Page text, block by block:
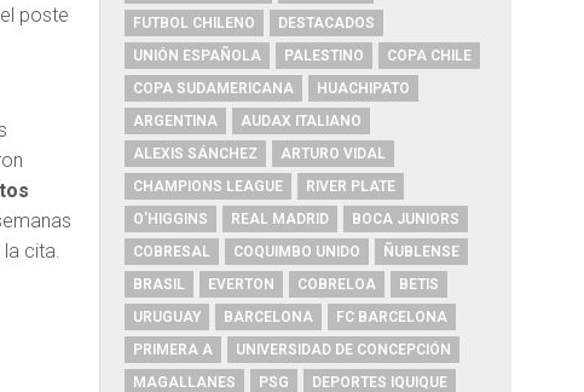
poste
la cita.
FUTBOL CHILENO
DESTACADOS
UNIÓN ESPAÑOLA
PALESTINO
COPA CHILE
COPA SUDAMERICANA
HUACHIPATO
ARGENTINA
AUDAX ITALIANO
ALEXIS SÁNCHEZ
ARTURO VIDAL
CHAMPIONS LEAGUE
RIVER PLATE
O'HIGGINS
REAL MADRID
BOCA JUNIORS
COBRESAL
COQUIMBO UNIDO
ÑUBLENSE
BRASIL
EVERTON COBRELOA
BETIS
URUGUAY
BARCELONA
FC BARCELONA
PRIMERA A
UNIVERSIDAD DE CONCEPCIÓN
MAGALLANES
PSG DEPORTES IQUIQUE